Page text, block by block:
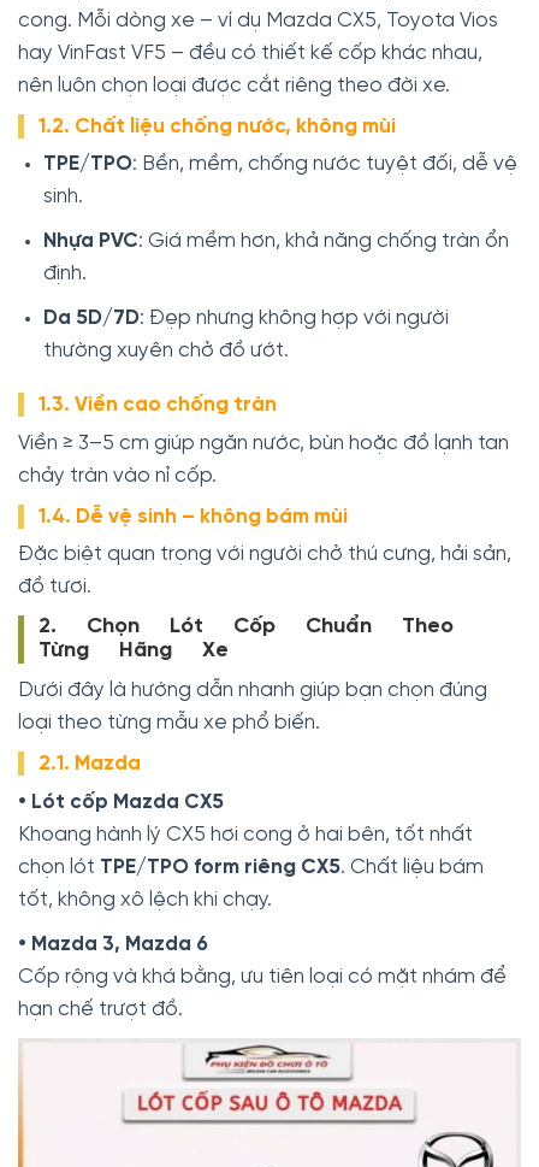
cong. Mỗi dòng xe – ví dụ Mazda CX5, Toyota Vios
hay VinFast VF5 – đều có thiết kế cốp khác nhau,
nên luôn chọn loại được cắt riêng theo đời xe.
1.2. Chất liệu chống nước, không mùi
TPE/TPO: Bền, mềm, chống nước tuyệt đối, dễ vệ
sinh.
Nhựa PVC: Giá mềm hơn, khả năng chống tràn ổn
định.
Da 5D/7D: Đẹp nhưng không hợp với người
thường xuyên chở đồ ướt.
1.3. Viền cao chống tràn
Viền ≥ 3–5 cm giúp ngăn nước, bùn hoặc đồ lạnh tan
chảy tràn vào nỉ cốp.
1.4. Dễ vệ sinh – không bám mùi
Đặc biệt quan trọng với người chở thú cưng, hải sản,
đồ tươi.
2. Chọn Lót Cốp Chuẩn Theo
Từng Hãng Xe
Dưới đây là hướng dẫn nhanh giúp bạn chọn đúng
loại theo từng mẫu xe phổ biến.
2.1. Mazda
• Lót cốp Mazda CX5
Khoang hành lý CX5 hơi cong ở hai bên, tốt nhất
chọn lót TPE/TPO form riêng CX5. Chất liệu bám
tốt, không xô lệch khi chạy.
• Mazda 3, Mazda 6
Cốp rộng và khá bằng, ưu tiên loại có mặt nhám để
hạn chế trượt đồ.